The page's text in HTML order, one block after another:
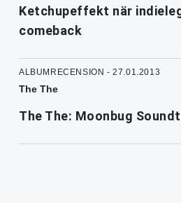
Ketchupeffekt när
comeback
ALBUMRECENSION - 27.01.2013
The The
The The: Moonbug